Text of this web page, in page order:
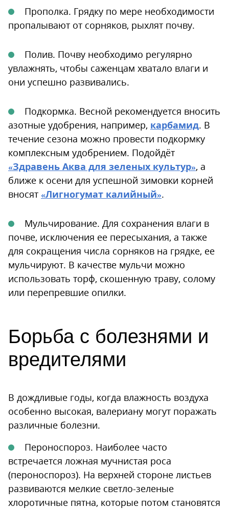
Прополка. Грядку по мере необходимости
пропалывают от сорняков, рыхлят почву.
Полив. Почву необходимо регулярно
увлажнять, чтобы саженцам хватало влаги и
они успешно развивались.
Подкормка. Весной рекомендуется вносить
азотные удобрения, например, карбамид. В
течение сезона можно провести подкормку
комплексным удобрением. Подойдёт
«Здравень Аква для зеленых культур», а
ближе к осени для успешной зимовки корней
вносят «Лигногумат калийный».
Мульчирование. Для сохранения влаги в
почве, исключения ее пересыхания, а также
для сокращения числа сорняков на грядке, ее
мульчируют. В качестве мульчи можно
использовать торф, скошенную траву, солому
или перепревшие опилки.
Борьба с болезнями и
вредителями
В дождливые годы, когда влажность воздуха
особенно высокая, валериану могут поражать
различные болезни.
Пероноспороз. Наиболее часто
встречается ложная мучнистая роса
(пероноспороз). На верхней стороне листьев
развиваются мелкие светло-зеленые
хлоротичные пятна, которые потом становятся